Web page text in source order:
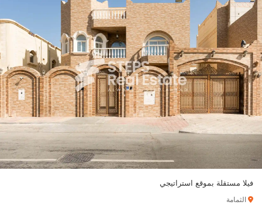
فيلا مستقلة بموقع استراتيجي
الثمامة